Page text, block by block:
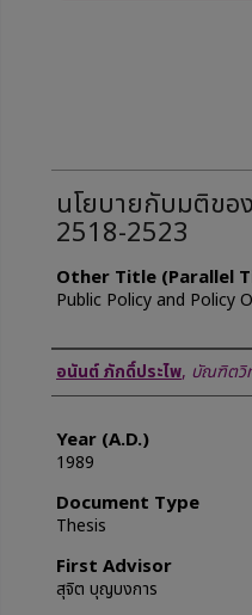
นโยบายกับมติขอ
2518-2523
Other Title (Parallel
Public Policy and Policy
Author
อนันต์ ภักดิ์ประไพ, บัณฑิตวิ
Year (A.D.)
1989
Document Type
Thesis
First Advisor
สุจิต บุญบงการ